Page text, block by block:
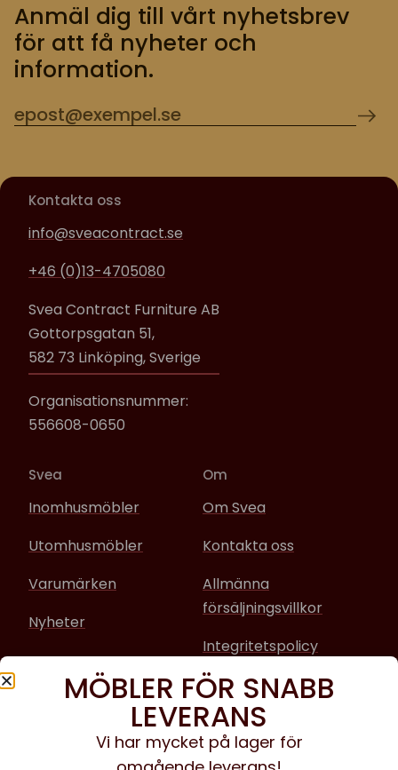
Anmäl dig till vårt nyhetsbrev
för att få nyheter och
information.
Kontakta oss
info@sveacontract.se
+46 (0)13-4705080
Svea Contract Furniture AB
Gottorpsgatan 51,
582 73 Linköping, Sverige
Organisationsnummer:
556608-0650
Svea
Inomhusmöbler
Utomhusmöbler
Varumärken
Nyheter
Om
Om Svea
Kontakta oss
Allmänna
försäljningsvillkor
Integritetspolicy
Sociala media
Facebook
MÖBLER FÖR SNABB
LEVERANS
Vi har mycket på lager för